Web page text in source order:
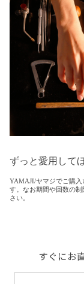
ずっと愛用して
YAMAJI/ヤマジでご購
す。なお期間や回数の
さい。
すぐにお